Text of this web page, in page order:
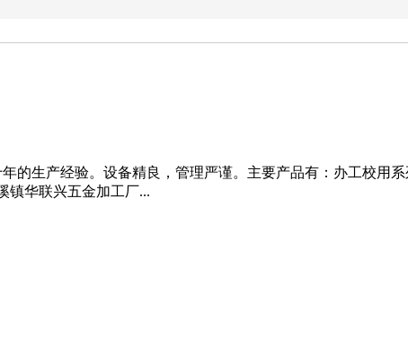
的生产经验。设备精良，管理严谨。主要产品有：办工校用
镇华联兴五金加工厂...